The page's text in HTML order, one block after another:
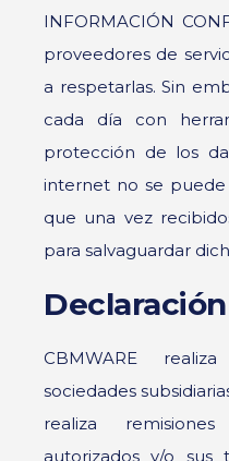
INFORMACIÓN
proveedores de
a respetarlas. Sin
cada día con
protección de los
internet no se puede
que una vez
para salvaguardar
CBMWARE
sociedades
realiza
autorizados y/o sus